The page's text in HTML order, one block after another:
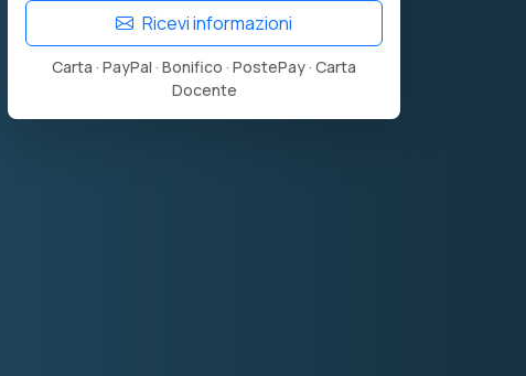
Ricevi informazioni
Carta · PayPal · Bonifico · PostePay · Carta
Docente